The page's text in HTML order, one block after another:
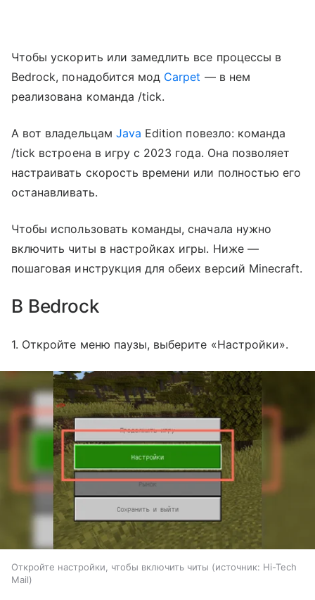
Чтобы ускорить или замедлить все процессы в
Bedrock, понадобится мод Carpet — в нем
реализована команда /tick.
А вот владельцам Java Edition повезло: команда
/tick встроена в игру с 2023 года. Она позволяет
настраивать скорость времени или полностью его
останавливать.
Чтобы использовать команды, сначала нужно
включить читы в настройках игры. Ниже —
пошаговая инструкция для обеих версий Minecraft.
В Bedrock
1. Откройте меню паузы, выберите «Настройки».
Откройте настройки, чтобы включить читы источник: Hi-Tech
Mail